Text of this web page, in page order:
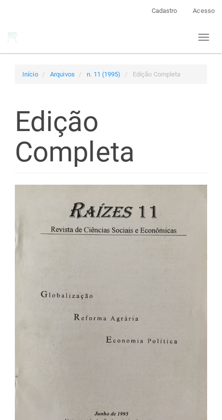
Cadastro Acesso
Toggle
Início Arquivos n. 11 (1995) Edição Completa
Edição
Completa
lateral
de
artigos